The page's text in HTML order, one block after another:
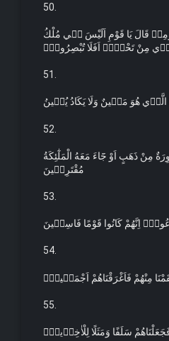
50.
قَالَ يَا قَوْمِ اَلَيْسَ ل۪ي مُلْكُ
تَجْر۪ي مِنْ تَحْت۪يۚ اَفَلَا تُبْصِرُونَۜ
51.
الَّذ۪ي هُوَ مَه۪ينٌ وَلَا يَكَادُ يُب۪ينُ
52.
مِنْ ذَهَبٍ اَوْ جَٓاءَ مَعَهُ الْمَلٰٓئِكَةُ
مُقْتَرِن۪ينَ
53.
اِنَّهُمْ كَانُوا قَوْمًا فَاسِق۪ينَ
54.
مِنْهُمْ فَاَغْرَقْنَاهُمْ اَجْمَع۪ينَۙ
55.
سَلَفًا وَمَثَلًا لِلْاٰخِر۪ينَ۟